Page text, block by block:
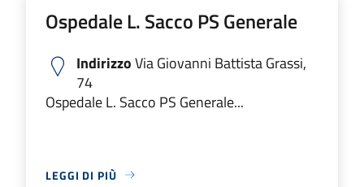
Ospedale L. Sacco PS Generale
IndirizzoVia Giovanni Battista Grassi,
74
Ospedale L. Sacco PS Generale...
LEGGI DI PIÙ